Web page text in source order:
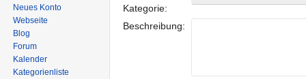
Kategorie:
Beschreibung:
Neues Konto
Webseite
Blog
Forum
Kalender
Kategorienliste